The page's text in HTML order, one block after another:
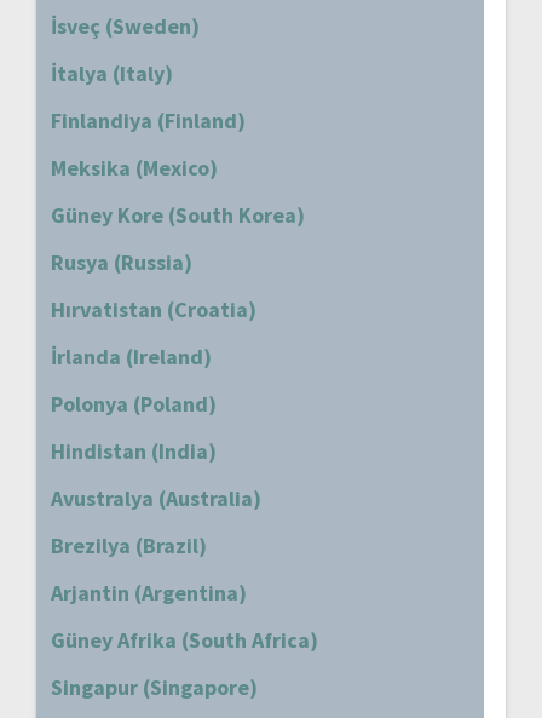
İsveç (Sweden)
İtalya (Italy)
Finlandiya (Finland)
Meksika (Mexico)
Güney Kore (South Korea)
Rusya (Russia)
Hırvatistan (Croatia)
İrlanda (Ireland)
Polonya (Poland)
Hindistan (India)
Avustralya (Australia)
Brezilya (Brazil)
Arjantin (Argentina)
Güney Afrika (South Africa)
Singapur (Singapore)